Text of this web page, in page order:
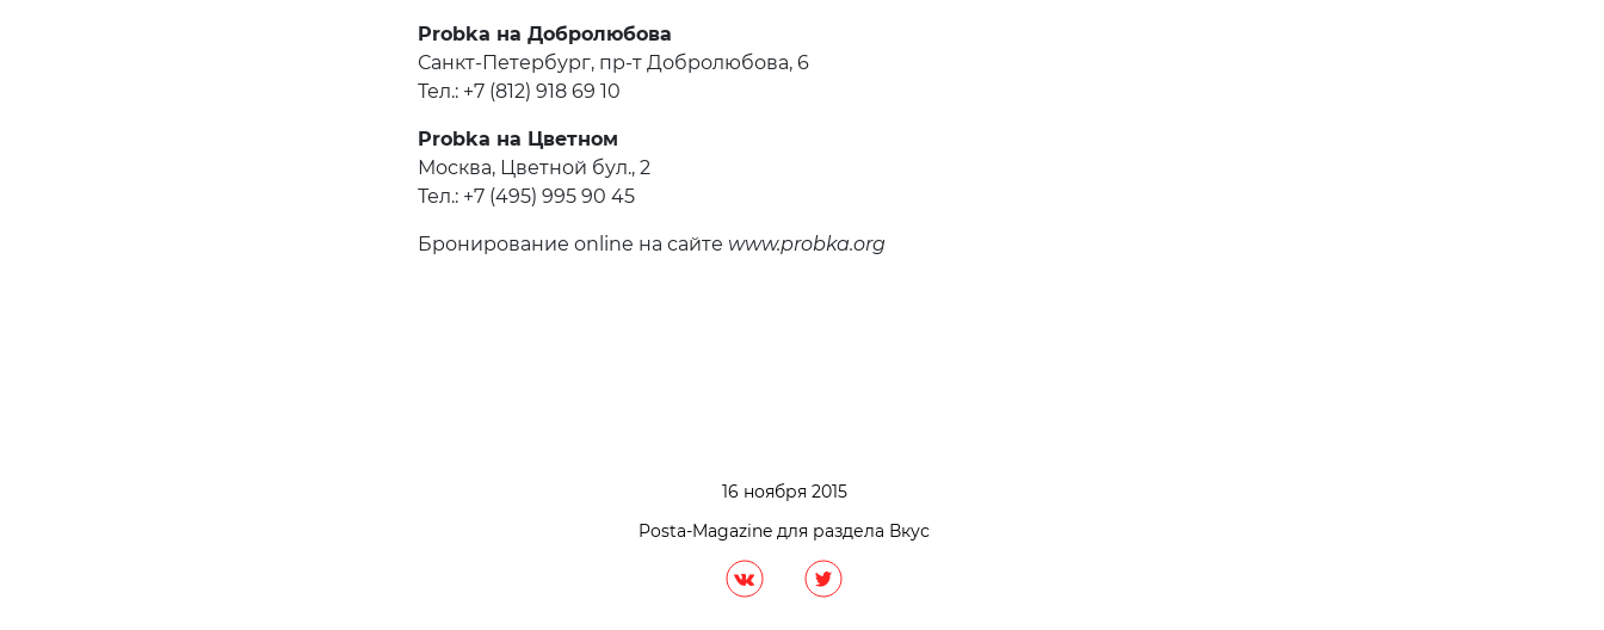
Probka на Добролюбова
Санкт-Петербург, пр-т Добролюбова, 6
Тел.: +7 (812) 918 69 10
Probka на Цветном
Москва, Цветной бул., 2
Тел.: +7 (495) 995 90 45
Бронирование online на сайте www.probka.org
16 ноября 2015
Posta-Magazine для раздела Вкус